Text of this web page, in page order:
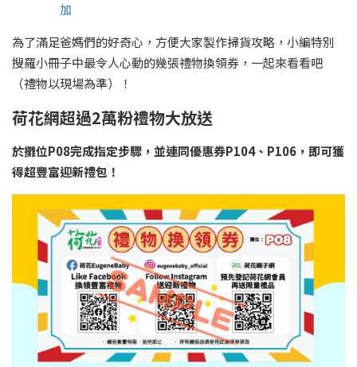
加
為了滿足爸媽們的好奇心，方便大家製作掃貨攻略，小編特別
搜羅小冊子中最令人心動的幾張禮物換領券，一起來看看吧
（禮物以現場為準）！
荷花網超過2萬粉禮物大放送
於攤位P08完成指定步驟，並連同優惠券P104、P106，即可獲
得超豐富迎新禮包！